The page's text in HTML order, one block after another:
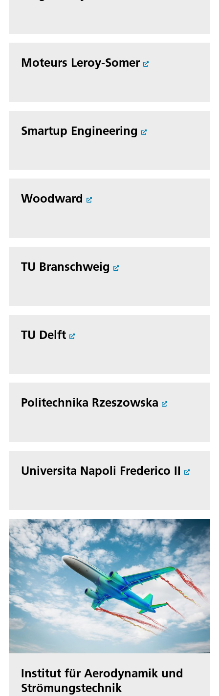
Moteurs Leroy-Somer
Smartup Engineering
Woodward
TU Branschweig
TU Delft
Politechnika Rzeszowska
Universita Napoli Frederico II
Institut für Aerodynamik und
Strömungstechnik